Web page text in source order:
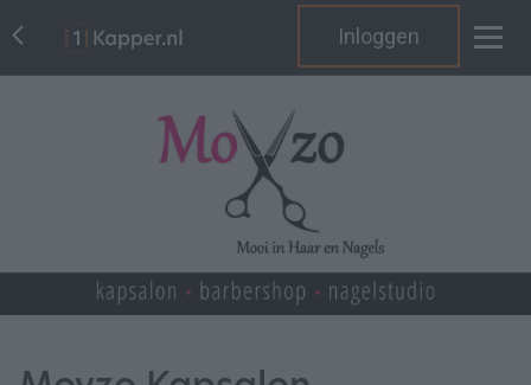
Inloggen